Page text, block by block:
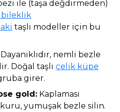
ile (taşa değdirmeden)
bileklik
taşlı modeller için bu
Dayanıklıdır, nemli bezle
Doğal taşlı çelik küpe
girer.
gold: Kaplaması
kuru, yumuşak bezle silin.